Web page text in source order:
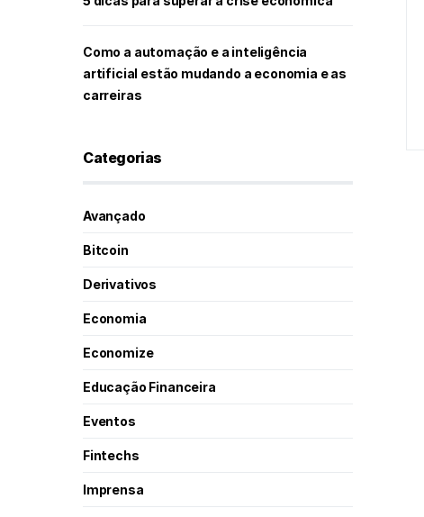
Como a automação e a inteligência
artificial estão mudando a economia e as
carreiras
Categorias
Avançado
Bitcoin
Derivativos
Economia
Economize
Educação Financeira
Eventos
Fintechs
Imprensa